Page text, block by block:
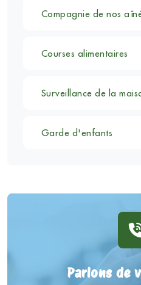
Compagnie de nos
Courses alimentaires
Surveillance de la
Garde d'enfants
Parlons de